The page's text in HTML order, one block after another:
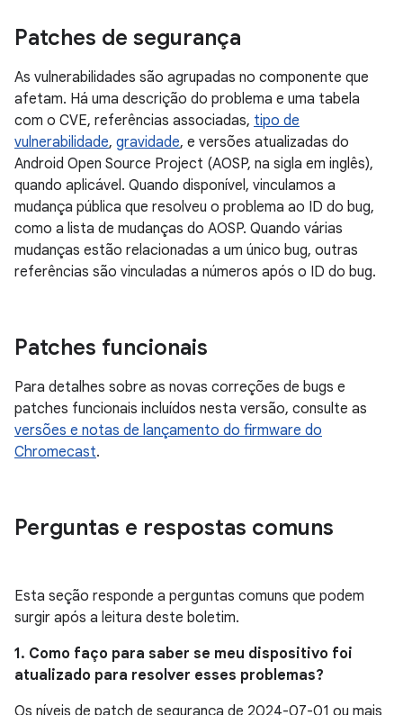
Patches de segurança
As vulnerabilidades são agrupadas no componente que
afetam. Há uma descrição do problema e uma tabela
com o CVE, referências associadas, tipo de
vulnerabilidade, gravidade, e versões atualizadas do
Android Open Source Project (AOSP, na sigla em inglês),
quando aplicável. Quando disponível, vinculamos a
mudança pública que resolveu o problema ao ID do bug,
como a lista de mudanças do AOSP. Quando várias
mudanças estão relacionadas a um único bug, outras
referências são vinculadas a números após o ID do bug.
Patches funcionais
Para detalhes sobre as novas correções de bugs e
patches funcionais incluídos nesta versão, consulte as
versões e notas de lançamento do firmware do
Chromecast.
Perguntas e respostas comuns
Esta seção responde a perguntas comuns que podem
surgir após a leitura deste boletim.
1. Como faço para saber se meu dispositivo foi
atualizado para resolver esses problemas?
Os níveis de patch de segurança de 2024-07-01 ou mais